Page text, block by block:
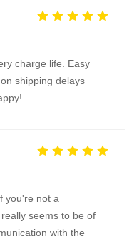
charge life. Easy
shipping delays
you're not a
seems to be of
with the